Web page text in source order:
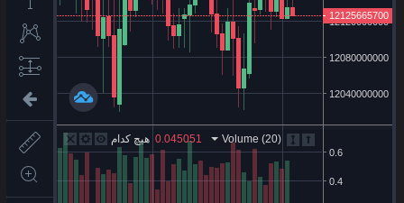
آوه
اتم
0.5%
آواکس
-2.4%
اکسی
3.4%
پنکیک سواپ
-0.5%
سلر نتورک
3.8%